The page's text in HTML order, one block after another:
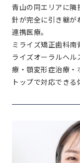
青山の同エリアに隣
針が完全に引き継が
連携医療。
ミライズ矯正歯科
ライズオーラルヘ
療・顎変形症治療・
トップで対応できる